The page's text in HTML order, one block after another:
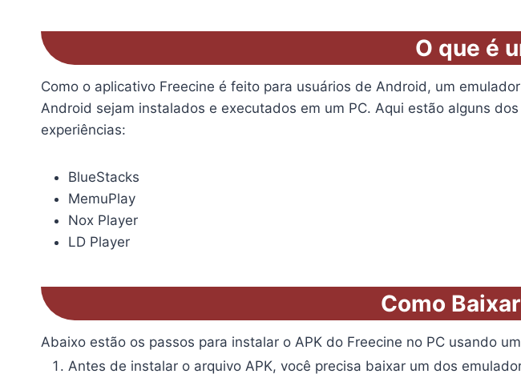
O que é
Como o aplicativo Freecine é feito para usuários de Android, um
Android sejam instalados e executados em um PC. Aqui estão alguns
experiências:
BlueStacks
MemuPlay
Nox Player
LD Player
Como
Abaixo estão os passos para instalar o APK do Freecine no PC usando
Antes de instalar o arquivo APK, você precisa baixar um dos